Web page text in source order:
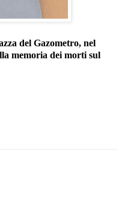
del Gazometro, nel
memoria dei morti sul